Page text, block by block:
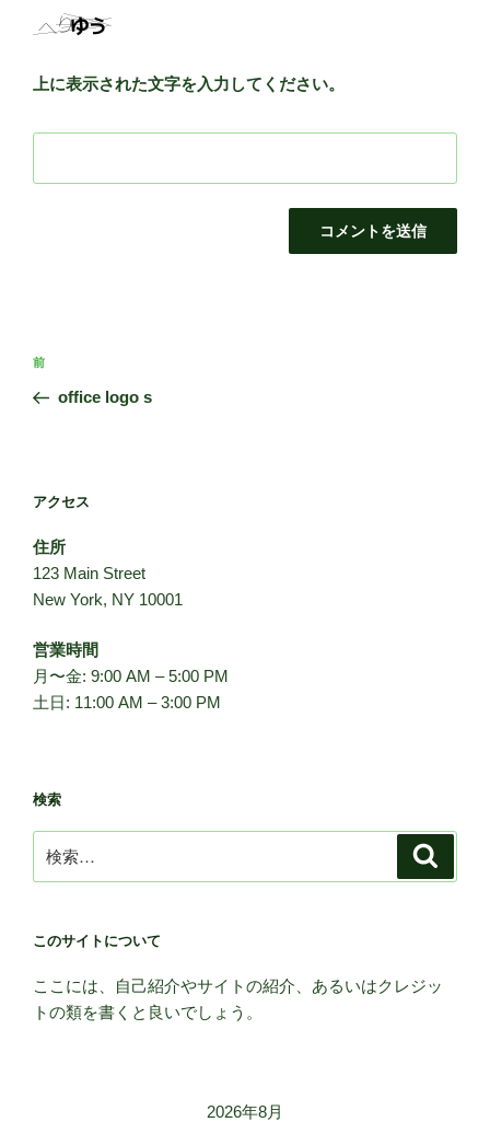
上に表示された文字を入力してください。
投
ナ
ー
シ
ョ
ン
前
の
前
office logo s
アクセス
住所
123 Main Street
New York, NY 10001
営業時間
月〜金: 9:00 AM – 5:00 PM
土日: 11:00 AM – 3:00 PM
検索
索:
このサイトについて
ここには、自己紹介やサイトの紹介、あるいはクレジッ
トの類を書くと良いでしょう。
2026年8月